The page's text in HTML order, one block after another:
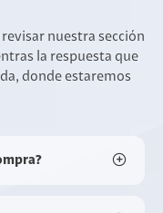
nuestra sección
la respuesta que
donde estaremos